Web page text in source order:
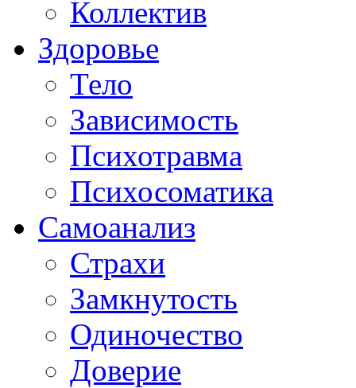
Коллектив
Здоровье
Тело
Зависимость
Психотравма
Психосоматика
Самоанализ
Страхи
Замкнутость
Одиночество
Доверие